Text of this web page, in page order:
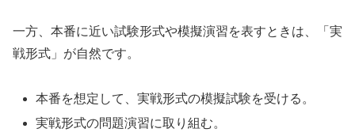
一方、本番に近い試験形式や模擬演習を表すときは、「実
戦形式」が自然です。
本番を想定して、実戦形式の模擬試験を受ける。
実戦形式の問題演習に取り組む。